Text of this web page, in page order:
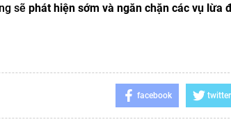
sẽ phát hiện sớm và ngăn chặn các vụ lừa
facebook twitter